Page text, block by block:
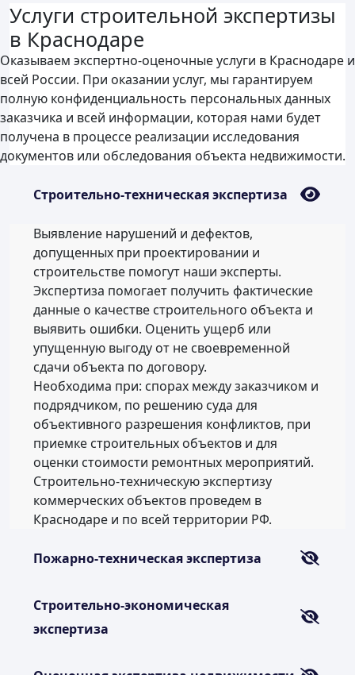
Услуги строительной экспертизы
в Краснодаре
Оказываем экспертно-оценочные услуги в Краснодаре и
всей России. При оказании услуг, мы гарантируем
полную конфиденциальность персональных данных
заказчика и всей информации, которая нами будет
получена в процессе реализации исследования
документов или обследования объекта недвижимости.
Строительно-техническая экспертиза
Выявление нарушений и дефектов,
допущенных при проектировании и
строительстве помогут наши эксперты.
Экспертиза помогает получить фактические
данные о качестве строительного объекта и
выявить ошибки. Оценить ущерб или
упущенную выгоду от не своевременной
сдачи объекта по договору.
Необходима при: спорах между заказчиком и
подрядчиком, по решению суда для
объективного разрешения конфликтов, при
приемке строительных объектов и для
оценки стоимости ремонтных мероприятий.
Строительно-техническую экспертизу
коммерческих объектов проведем в
Краснодаре и по всей территории РФ.
Пожарно-техническая экспертиза
Строительно-экономическая
экспертиза